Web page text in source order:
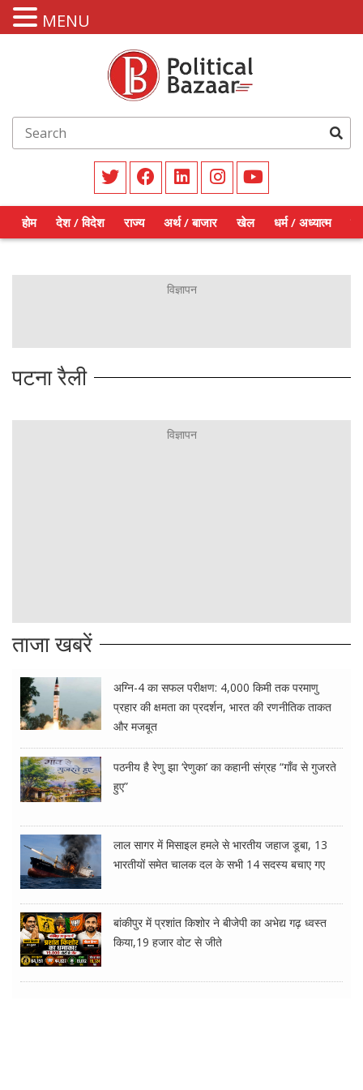
होम देश / विदेश राज्य अर्थ / बाजार खेल धर्म / अध्यात्म
पटना रैली
ताजा खबरें
अग्नि-4 का सफल परीक्षण: 4,000 किमी तक परमाणु
प्रहार की क्षमता का प्रदर्शन, भारत की रणनीतिक ताकत
और मजबूत
पठनीय है रेणु झा ‘रेणुका’ का कहानी संग्रह “गाँव से गुजरते
हुए”
लाल सागर में मिसाइल हमले से भारतीय जहाज डूबा, 13
भारतीयों समेत चालक दल के सभी 14 सदस्य बचाए गए
बांकीपुर में प्रशांत किशोर ने बीजेपी का अभेद्य गढ़ ध्वस्त
किया,19 हजार वोट से जीते
MENU